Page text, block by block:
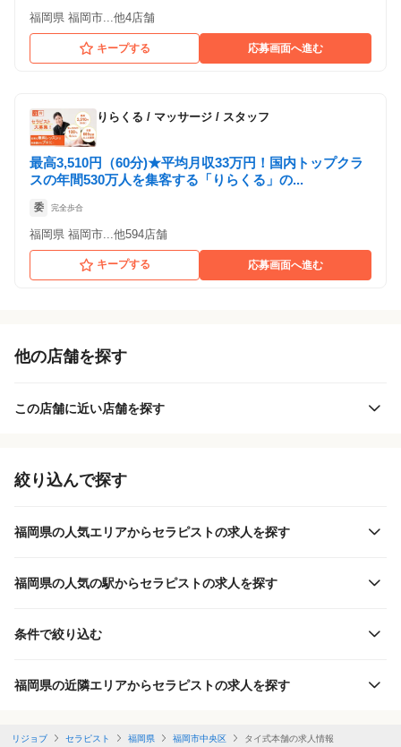
福岡県 福岡市...他4店舗
キープする 応募画面へ進む
りらくる / マッサージ / スタッフ
最高3,510円（60分)★平均月収33万円！国内トップクラ
スの年間530万人を集客する「りらくる」の...
委 完全歩合
福岡県 福岡市...他594店舗
キープする 応募画面へ進む
他の店舗を探す
この店舗に近い店舗を探す
絞り込んで探す
福岡県の人気エリアからセラピストの求人を探す
福岡県の人気の駅からセラピストの求人を探す
条件で絞り込む
福岡県の近隣エリアからセラピストの求人を探す
リジョブ セラピスト 福岡県 福岡市中央区 タイ式本舗の求人情報